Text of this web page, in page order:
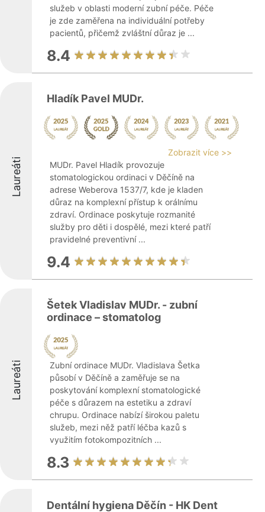
služeb v oblasti moderní zubní péče. Péče
je zde zaměřena na individuální potřeby
pacientů, přičemž zvláštní důraz je ...
8.4
Laureáti
Hladík Pavel MUDr.
Zobrazit více >>
MUDr. Pavel Hladík provozuje
stomatologickou ordinaci v Děčíně na
adrese Weberova 1537/7, kde je kladen
důraz na komplexní přístup k orálnímu
zdraví. Ordinace poskytuje rozmanité
služby pro děti i dospělé, mezi které patří
pravidelné preventivní ...
9.4
Laureáti
Šetek Vladislav MUDr. - zubní
ordinace – stomatolog
Zubní ordinace MUDr. Vladislava Šetka
působí v Děčíně a zaměřuje se na
poskytování komplexní stomatologické
péče s důrazem na estetiku a zdraví
chrupu. Ordinace nabízí širokou paletu
služeb, mezi něž patří léčba kazů s
využitím fotokompozitních ...
8.3
Dentální hygiena Děčín - HK Dent